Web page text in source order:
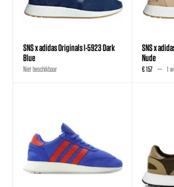
SNS x adidas Originals I-5923 Dark
Blue
Niet beschikbaar
SNS x
Nude
€ 157 1